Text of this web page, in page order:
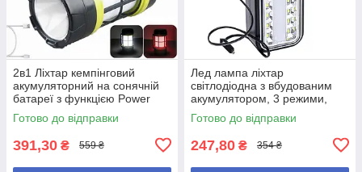
2в1 Ліхтар кемпінговий
акумуляторний на сонячній
батареї з функцією Power
Bank і лампа для кемпінгу
Готово до відправки
391,30 ₴ 559 ₴
Лед лампа ліхтар
світлодіодна з вбудованим
акумулятором, 3 режими,
працює від акумулятора і
батарейок, чорний
Готово до відправки
247,80 ₴ 354 ₴